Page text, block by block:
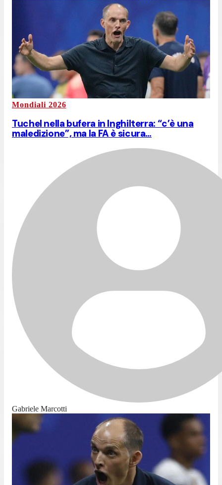
Mondiali 2026
Tuchel nella bufera in Inghilterra: “c’è una
maledizione”, ma la FA è sicura…
Gabriele Marcotti